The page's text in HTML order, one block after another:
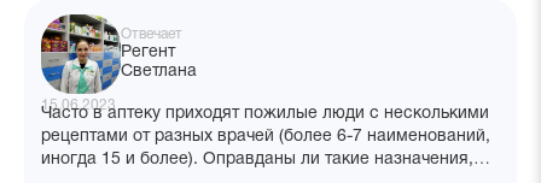
Отвечает
Регент
Светлана
15.06.2023
Часто в аптеку приходят пожилые люди с несколькими
рецептами от разных врачей (более 6-7 наименований,
иногда 15 и более). Оправданы ли такие назначения,